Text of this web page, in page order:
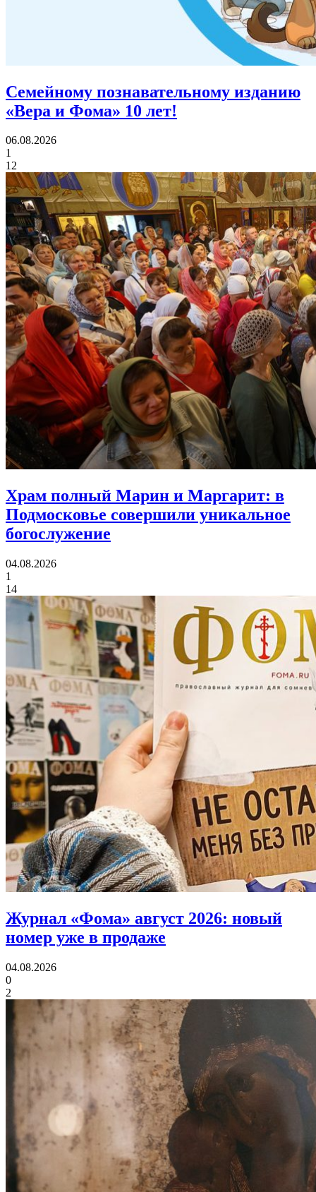
Семейному познавательному изданию
«Вера и Фома» 10 лет!
06.08.2026
1
12
Храм полный Марин и Маргарит: в
Подмосковье совершили уникальное
богослужение
04.08.2026
1
14
Журнал «Фома» август 2026: новый
номер уже в продаже
04.08.2026
0
2